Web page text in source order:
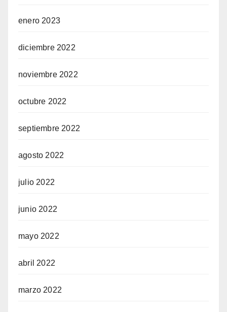
enero 2023
diciembre 2022
noviembre 2022
octubre 2022
septiembre 2022
agosto 2022
julio 2022
junio 2022
mayo 2022
abril 2022
marzo 2022